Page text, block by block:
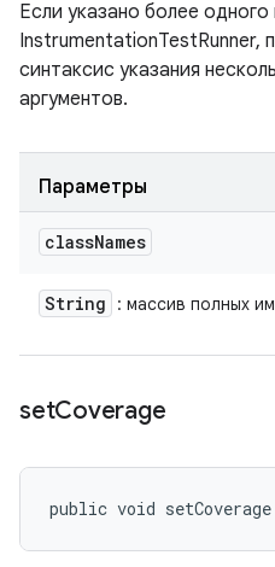
Если указано более
синтаксис указания
аргументов.
Параметры
classNames
String : массив полных
setCoverage
public void